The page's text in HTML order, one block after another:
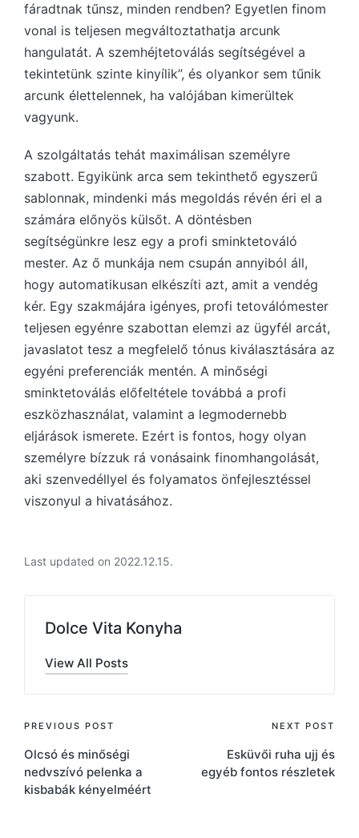
fáradtnak tűnsz, minden rendben? Egyetlen finom
vonal is teljesen megváltoztathatja arcunk
hangulatát. A szemhéjtetoválás segítségével a
tekintetünk szinte kinyílik”, és olyankor sem tűnik
arcunk élettelennek, ha valójában kimerültek
vagyunk.
A szolgáltatás tehát maximálisan személyre
szabott. Egyikünk arca sem tekinthető egyszerű
sablonnak, mindenki más megoldás révén éri el a
számára előnyös külsőt. A döntésben
segítségünkre lesz egy a profi sminktetováló
mester. Az ő munkája nem csupán annyiból áll,
hogy automatikusan elkészíti azt, amit a vendég
kér. Egy szakmájára igényes, profi tetoválómester
teljesen egyénre szabottan elemzi az ügyfél arcát,
javaslatot tesz a megfelelő tónus kiválasztására az
egyéni preferenciák mentén. A minőségi
sminktetoválás előfeltétele továbbá a profi
eszközhasználat, valamint a legmodernebb
eljárások ismerete. Ezért is fontos, hogy olyan
személyre bízzuk rá vonásaink finomhangolását,
aki szenvedéllyel és folyamatos önfejlesztéssel
viszonyul a hivatásához.
Last updated on 2022.12.15.
Dolce Vita Konyha
View All Posts
Post
navigation
PREVIOUS POST
Olcsó és minőségi
nedvszívó pelenka a
kisbabák kényelméért
NEXT POST
Esküvői ruha ujj és
egyéb fontos részletek